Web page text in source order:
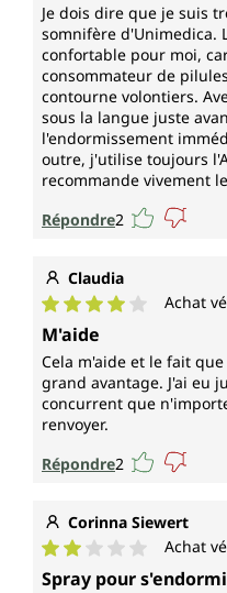
Je dois dire que je suis
somnifère d'Unimedica.
confortable pour moi,
consommateur de
contourne volontiers.
sous la langue juste
l'endormissement
outre, j'utilise toujours
recommande vivement
Répondre2
Claudia
Note moyenne de 4
Achat
M'aide
Cela m'aide et le fait
grand avantage. J'ai eu
concurrent que
renvoyer.
Répondre2
Corinna Siewert
Note moyenne de 2
Achat
Spray pour